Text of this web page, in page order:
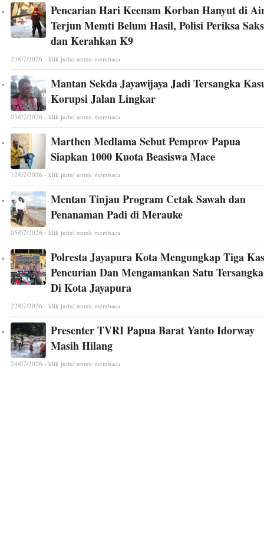
Pencarian Hari Keenam Korban Hanyut di
Terjun Memti Belum Hasil, Polisi Periksa
dan Kerahkan K9
23/07/2026 - klik judul untuk membaca
Mantan Sekda Jayawijaya Jadi Tersangka
Korupsi Jalan Lingkar
05/07/2026 - klik judul untuk membaca
Marthen Medlama Sebut Pemprov Papua
Siapkan 1000 Kuota Beasiswa Mace
12/07/2026 - klik judul untuk membaca
Mentan Tinjau Program Cetak Sawah dan
Penanaman Padi di Merauke
05/07/2026 - klik judul untuk membaca
Polresta Jayapura Kota Mengungkap Tiga
Pencurian Dan Mengamankan Satu Tersangka
Di Kota Jayapura
22/07/2026 - klik judul untuk membaca
Presenter TVRI Papua Barat Yanto Idorway
Masih Hilang
24/07/2026 - klik judul untuk membaca